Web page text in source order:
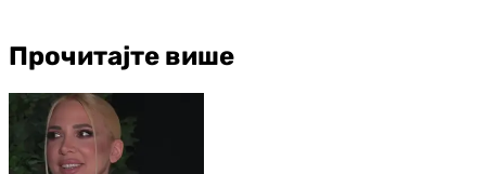
Прочитајте више